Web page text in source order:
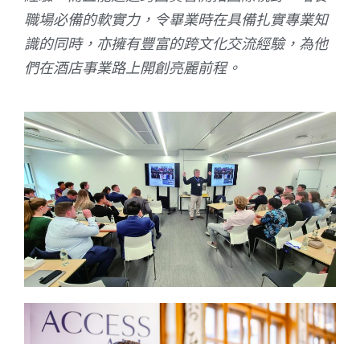
職場必備的軟實力，令畢業時在具備扎實專業知
識的同時，亦擁有豐富的跨文化交流經驗，為他
們在酒店事業路上開創亮麗前程。